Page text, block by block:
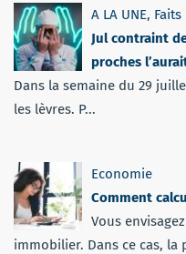
A LA UNE,
Jul contraint
proches
Dans la semaine du 29
les lèvres. P...
Economie
Comment
Vous
immobilier. Dans ce cas, la